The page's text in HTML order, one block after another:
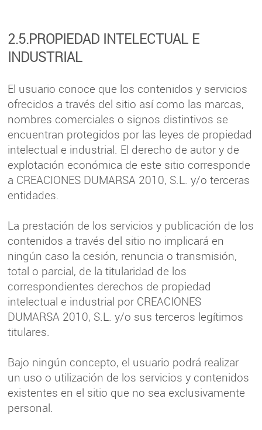
2.5.PROPIEDAD INTELECTUAL E
INDUSTRIAL
El usuario conoce que los contenidos y servicios
ofrecidos a través del sitio así como las marcas,
nombres comerciales o signos distintivos se
encuentran protegidos por las leyes de propiedad
intelectual e industrial. El derecho de autor y de
explotación económica de este sitio corresponde
a CREACIONES DUMARSA 2010, S.L. y/o terceras
entidades.
La prestación de los servicios y publicación de los
contenidos a través del sitio no implicará en
ningún caso la cesión, renuncia o transmisión,
total o parcial, de la titularidad de los
correspondientes derechos de propiedad
intelectual e industrial por CREACIONES
DUMARSA 2010, S.L. y/o sus terceros legítimos
titulares.
Bajo ningún concepto, el usuario podrá realizar
un uso o utilización de los servicios y contenidos
existentes en el sitio que no sea exclusivamente
personal.